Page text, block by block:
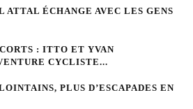
ATTAL ÉCHANGE AVEC LES GENS
: ITTO ET YVAN
CYCLISTE...
PLUS D’ESCAPADES EN